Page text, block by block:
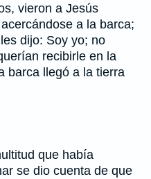
vieron a Jesús
a la barca;
dijo: Soy yo; no
recibirle en la
barca llegó a la tierra
que había
se dio cuenta de que